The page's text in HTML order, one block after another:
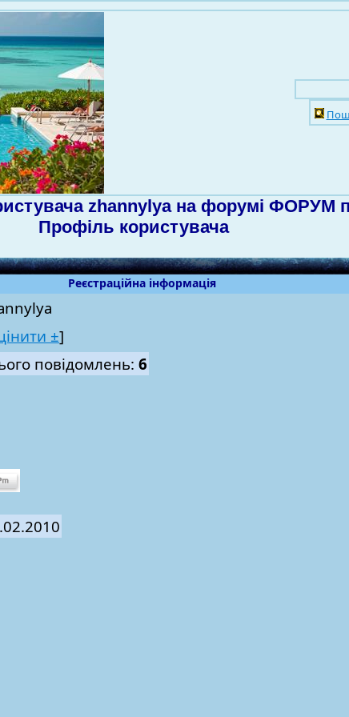
zhannylya на форумі ФОРУМ
Профіль користувача
Реєстраційна інформація
±]
повідомлень: 6